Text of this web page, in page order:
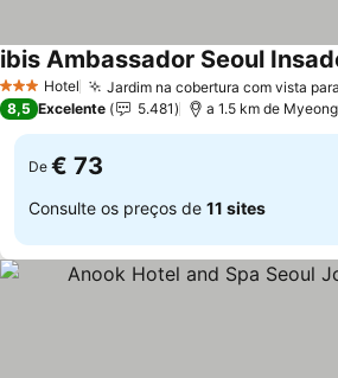
3 EstrelasHotel Jardim na cobertura com vista
ibis Ambassador Seoul
8,5 Excelente 5.481 a 1.5 km de
De € 73
Consulte os preços de 11 sites